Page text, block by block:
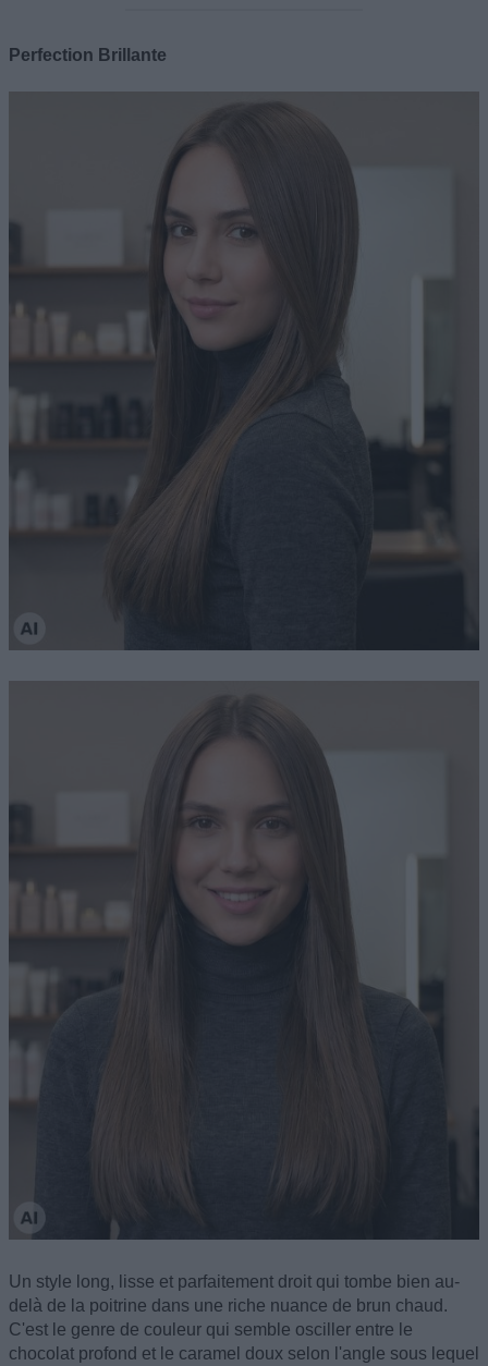
Perfection Brillante
Un style long, lisse et parfaitement droit qui tombe bien au-
delà de la poitrine dans une riche nuance de brun chaud.
C'est le genre de couleur qui semble osciller entre le
chocolat profond et le caramel doux selon l'angle sous lequel